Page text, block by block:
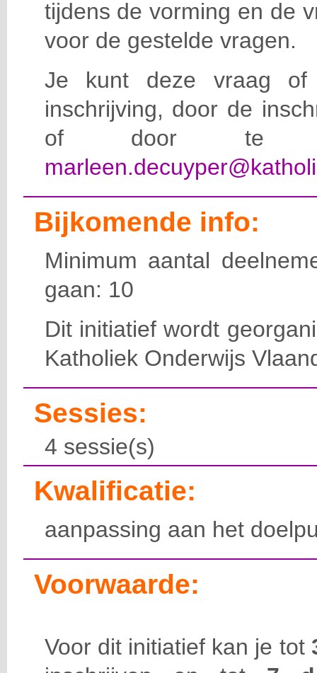
tijdens de vorming en de
voor de gestelde vragen.
Je kunt deze vraag of
inschrijving, door de
of door te e-
Bijkomende info:
Minimum aantal
gaan: 10
Dit initiatief wordt
Katholiek Onderwijs
Sessies:
4 sessie(s)
Kwalificatie:
aanpassing aan het
Voorwaarde:
Voor dit initiatief kan je tot